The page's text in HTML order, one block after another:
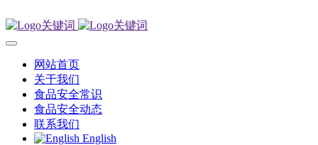
网站首页
关于我们
食品安全常识
食品安全动态
联系我们
English